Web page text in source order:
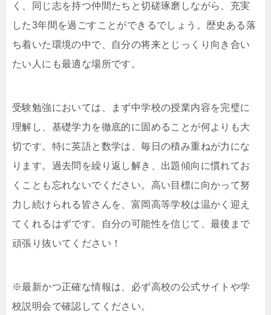
く、同じ志を持つ仲間たちと切磋琢磨しながら、充実
した3年間を過ごすことができるでしょう。歴史ある落
ち着いた環境の中で、自分の将来とじっくり向き合い
たい人にも最適な場所です。
受験勉強においては、まず中学校の授業内容を完璧に
理解し、基礎学力を徹底的に固めることが何よりも大
切です。特に英語と数学は、毎日の積み重ねが力にな
ります。過去問を繰り返し解き、出題傾向に慣れてお
くことも忘れないでください。高い目標に向かって努
力し続けられる皆さんを、富岡高等学校は温かく迎え
てくれるはずです。自分の可能性を信じて、最後まで
頑張り抜いてください！
※最新かつ正確な情報は、必ず高校の公式サイトや学
校説明会で確認してください。